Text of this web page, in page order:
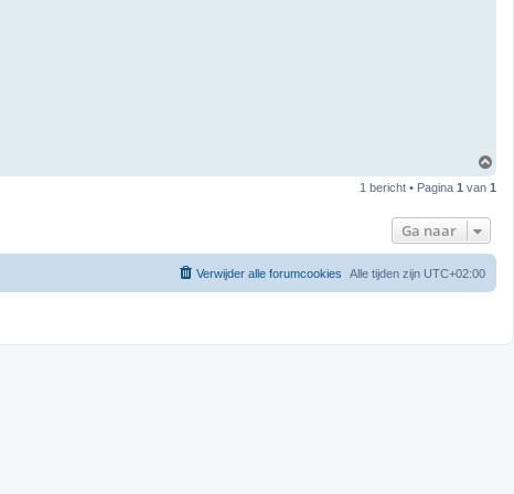
h
1 bericht • Pagina 1 van 1
Ga naar
Alle tijden zijn UTC+02:00
Verwijder alle forumcookies